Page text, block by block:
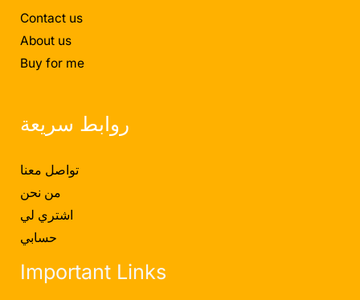
Contact us
About us
Buy for me
روابط سريعة
تواصل معنا
من نحن
اشتري لي
حسابي
Important Links